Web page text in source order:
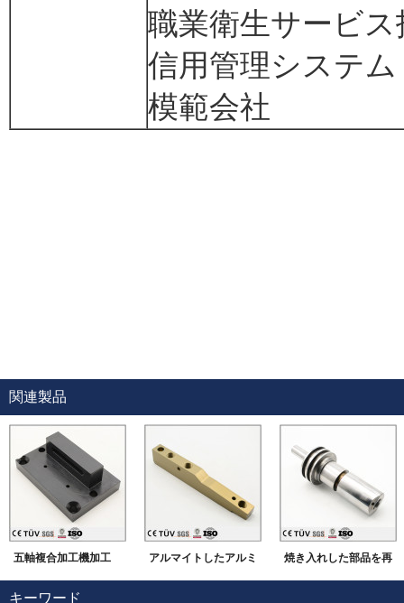
職業衛生サービ
信用管理システ
模範会社
関連製品
五軸複合加工機加工 アルマイトしたアルミ 焼き入れした部品を再
キーワード